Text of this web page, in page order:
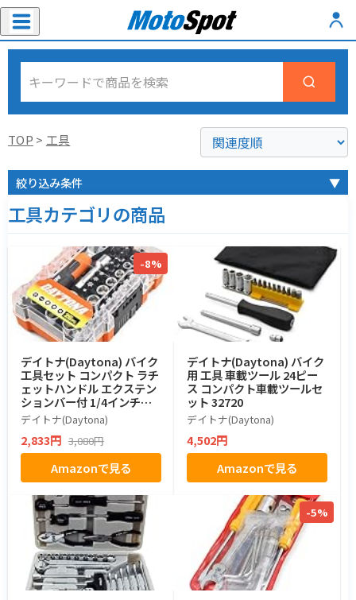
TOP > 工具
絞り込み条件 ▼
工具カテゴリの商品
-8%
デイトナ(Daytona) バイク
工具セット コンパクト ラチ
ェットハンドル エクステン
ションバー付 1/4インチソ
ケット対応 六角ソケット&
各種ビット ミニツールセッ
ト 26ピース 61370
デイトナ(Daytona)
2,833円 3,080円
Amazonで見る
デイトナ(Daytona) バイク
用 工具 車載ツール 24ピー
ス コンパクト車載ツールセ
ット 32720
デイトナ(Daytona)
4,502円
Amazonで見る
-5%